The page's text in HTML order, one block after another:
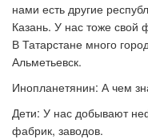
нами есть другие
Казань. У нас тоже свой
В Татарстане много
Альметьевск.
Инопланетянин: А чем
Дети: У нас добывают
фабрик, заводов.